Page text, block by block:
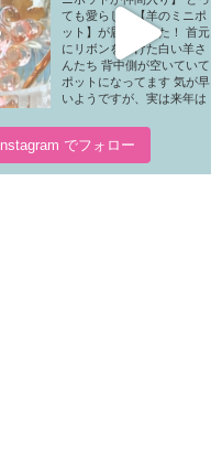
Instagram でフォロー